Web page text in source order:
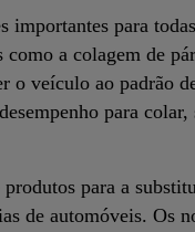
para
a colagem de
o veículo ao padrão
para
para a
de automóveis. Os